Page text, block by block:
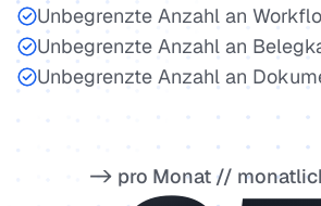
Unbegrenzte Anzahl an
Unbegrenzte Anzahl an
Unbegrenzte Anzahl an
-> pro Monat //